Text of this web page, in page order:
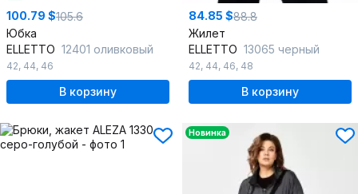
100.79 $105.6
Юбка
ELLETTO 12401 оливковый
42, 44, 46
В корзину
84.85 $88.8
Жилет
ELLETTO 13065 черный
42, 44, 46, 48
В корзину
Новинка